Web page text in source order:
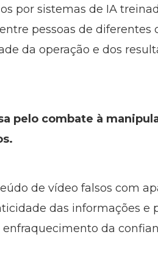
por sistemas de IA
pessoas de
da operação e dos
pelo combate à
de vídeo falsos com
das informações e
da